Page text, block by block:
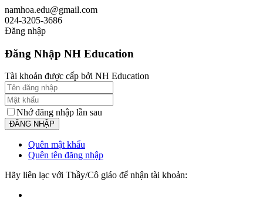
namhoa.edu@gmail.com
024-3205-3686
Đăng nhập
Đăng Nhập NH Education
Tài khoản được cấp bởi NH Education
Nhớ đăng nhập lần sau
Quên mật khẩu
Quên tên đăng nhập
Hãy liên lạc với Thầy/Cô giáo để nhận tài khoản: